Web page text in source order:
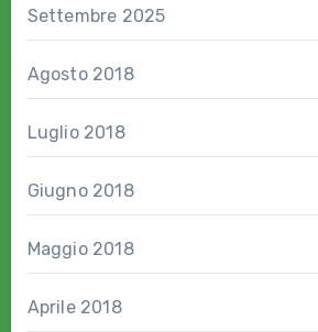
Settembre 2025
Agosto 2018
Luglio 2018
Giugno 2018
Maggio 2018
Aprile 2018